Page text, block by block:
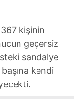
kişinin
geçersiz
sandalye
kendi